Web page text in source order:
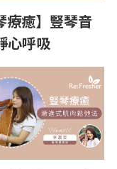
療癒】豎琴音
心呼吸